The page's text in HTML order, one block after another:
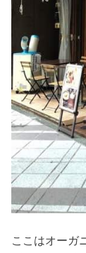
ここはオーガ